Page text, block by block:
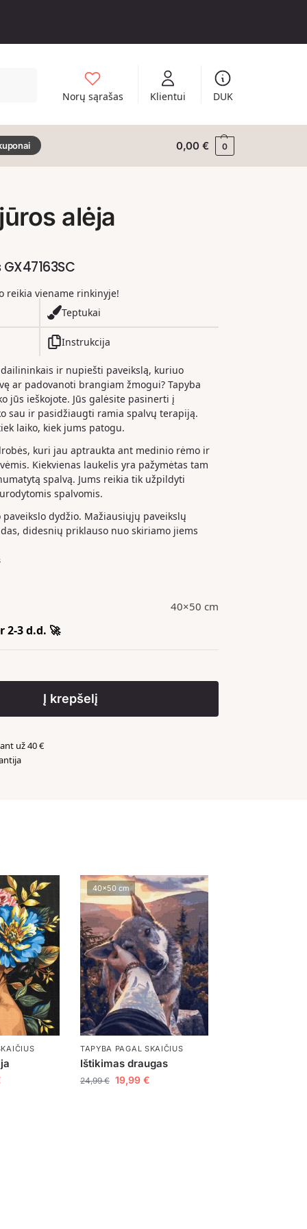
Norų sąrašas Klientui DUK
0,00€ 0
alėja
reikia viename rinkinyje!
Teptukai
Instrukcija
ir nupiešti paveikslą, kuriuo
ar padovanoti brangiam žmogui? Tapyba
jūs ieškojote. Jūs galėsite pasinerti į
sau ir pasidžiaugti ramia spalvų terapiją.
laiko, kiek jums patogu.
kuri jau aptraukta ant medinio rėmo ir
Kiekvienas laukelis yra pažymėtas tam
spalvą. Jums reikia tik užpildyti
spalvomis.
dydžio. Mažiausiųjų paveikslų
didesnių priklauso nuo skiriamo jiems
40×50 cm
2-3 d.d. 🚀
Į krepšelį
už 40 €
40x50 cm
TAPYBA PAGAL SKAIČIUS
Ištikimas draugas
24,99€ 19,99 €